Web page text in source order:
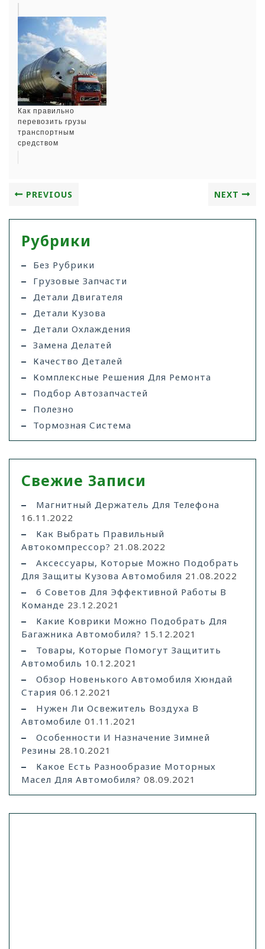
Как правильно
перевозить грузы
транспортным
средством
PREVIOUS NEXT
Рубрики
Без Рубрики
Грузовые Запчасти
Детали Двигателя
Детали Кузова
Детали Охлаждения
Замена Делатей
Качество Деталей
Комплексные Решения Для Ремонта
Подбор Автозапчастей
Полезно
Тормозная Система
Свежие Записи
Магнитный Держатель Для Телефона
16.11.2022
Как Выбрать Правильный
Автокомпрессор? 21.08.2022
Аксессуары, Которые Можно Подобрать
Для Защиты Кузова Автомобиля 21.08.2022
6 Советов Для Эффективной Работы В
Команде 23.12.2021
Какие Коврики Можно Подобрать Для
Багажника Автомобиля? 15.12.2021
Товары, Которые Помогут Защитить
Автомобиль 10.12.2021
Обзор Новенького Автомобиля Хюндай
Стария 06.12.2021
Нужен Ли Освежитель Воздуха В
Автомобиле 01.11.2021
Особенности И Назначение Зимней
Резины 28.10.2021
Какое Есть Разнообразие Моторных
Масел Для Автомобиля? 08.09.2021